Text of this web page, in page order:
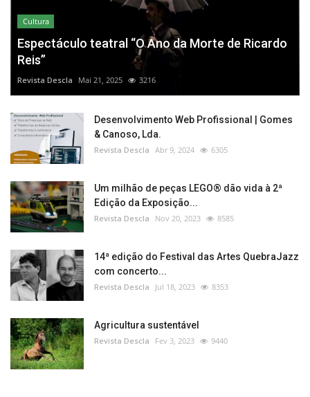
Cultura
Espectáculo teatral “O Ano da Morte de Ricardo
Reis”
Revista Descla Mai 21, 2025 3216
Desenvolvimento Web Profissional | Gomes
& Canoso, Lda.
Revista Descla Abr 9, 2024 6305
Um milhão de peças LEGO® dão vida à 2ª
Edição da Exposição...
Revista Descla Nov 20, 2023 8585
14ª edição do Festival das Artes QuebraJazz
com concerto...
Revista Descla Jul 18, 2023 8353
Agricultura sustentável
Revista Descla Fev 3, 2023 9440